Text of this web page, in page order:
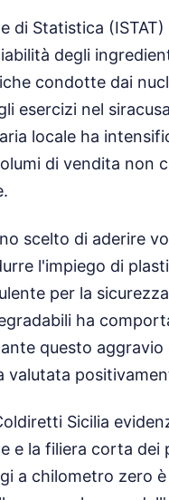
di Statistica
degli
condotte dai
esercizi nel
locale ha
di vendita non
scelto di aderire
l'impiego di
per la
ha
questo
valutata
Sicilia
e la filiera corta
a chilometro zero